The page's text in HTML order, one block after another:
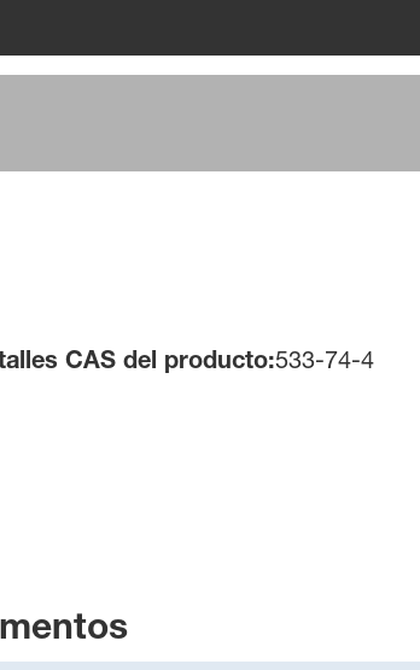
CAS del producto:533-74-4